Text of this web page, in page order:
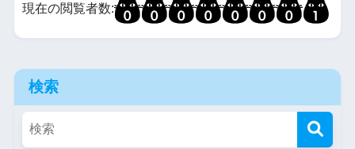
現在の閲覧者数:
検索